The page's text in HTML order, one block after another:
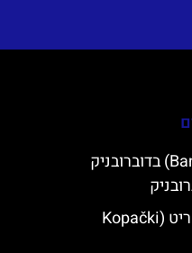
חוף בנייה (Banje Beach) בדוברובניק
פארק הטבע קופצ’קי ריט (Kopački